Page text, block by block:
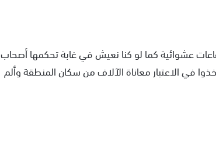
عشوائية كما لو كنا نعيش في غابة تحكمها أصحاب
في الاعتبار معاناة الآلاف من سكان المنطقة وألم